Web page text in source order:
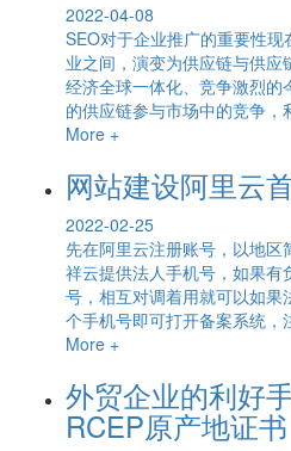
2022-04-08
SEO对于企业推广的重要性
业之间，演变为供应链与供
经济全球一体化、竞争激烈
的供应链参与市场中的竞争，
More +
网站建设阿里云
2022-02-25
先在阿里云注册账号，以地区
祥云提供法人手机号，如果
号，相互对调着用就可以如
个手机号即可打开备案系统，
More +
外贸企业的利好
RCEP原产地证